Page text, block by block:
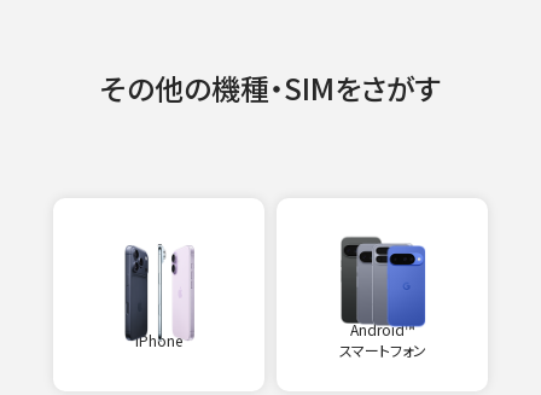
その他の機種・SIMをさがす
iPhone
Android™
スマートフォン